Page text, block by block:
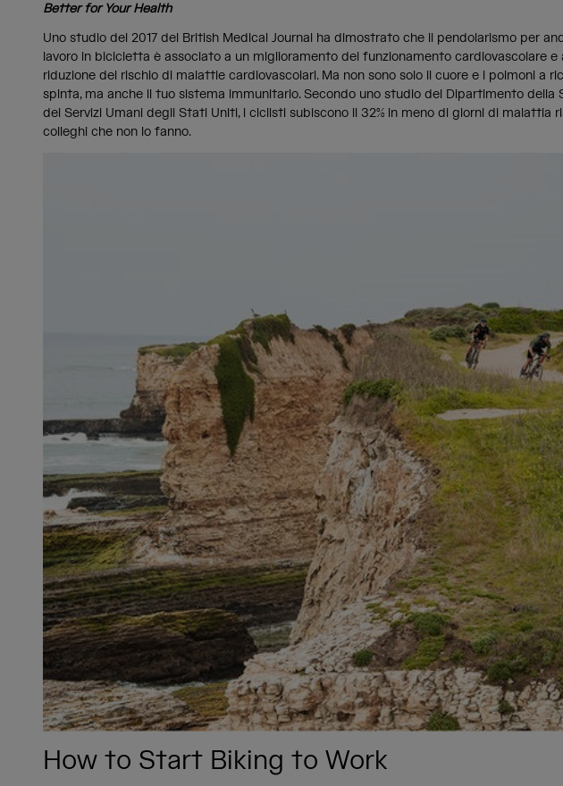
Better for Your Health
Uno studio del 2017 del British Medical Journal ha dimostrato che il pendolarismo per
lavoro in bicicletta è associato a un miglioramento del funzionamento cardiovascolare e
riduzione del rischio di malattie cardiovascolari. Ma non sono solo il cuore e i polmoni a
spinta, ma anche il tuo sistema immunitario. Secondo uno studio del Dipartimento della
dei Servizi Umani degli Stati Uniti, i ciclisti subiscono il 32% in meno di giorni di malattia
colleghi che non lo fanno.
How to Start Biking to Work